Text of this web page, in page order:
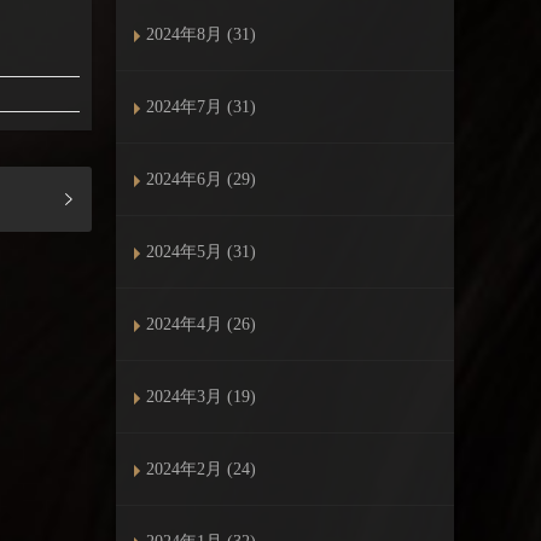
2024年8月 (31)
2024年7月 (31)
2024年6月 (29)
2024年5月 (31)
2024年4月 (26)
2024年3月 (19)
2024年2月 (24)